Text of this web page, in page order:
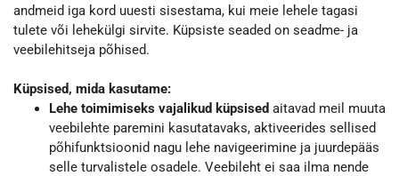
andmeid iga kord uuesti sisestama, kui meie lehele tagasi
tulete või lehekülgi sirvite. Küpsiste seaded on seadme- ja
veebilehitseja põhised.
Küpsised, mida kasutame:
Lehe toimimiseks vajalikud küpsised aitavad meil muuta
veebilehte paremini kasutatavaks, aktiveerides sellised
põhifunktsioonid nagu lehe navigeerimine ja juurdepääs
selle turvalistele osadele. Veebileht ei saa ilma nende